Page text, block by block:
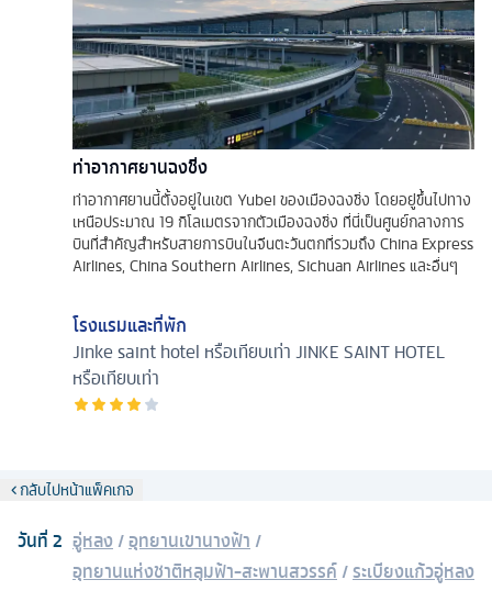
ท่าอากาศยานฉงชิ่ง
ท่าอากาศยานนี้ตั้งอยู่ในเขต Yubei ของเมืองฉงชิ่ง โดยอยู่ขึ้นไปทาง
เหนือประมาณ 19 กิโลเมตรจากตัวเมืองฉงชิ่ง ที่นี่เป็นศูนย์กลางการ
บินที่สำคัญสำหรับสายการบินในจีนตะวันตกที่รวมถึง China Express
Airlines, China Southern Airlines, Sichuan Airlines และอื่นๆ
โรงแรมและที่พัก
Jinke saint hotel หรือเทียบเท่าJINKE SAINT HOTEL
หรือเทียบเท่า
กลับไปหน้าแพ็คเกจ
วันที่2 อู่หลง/อุทยานเขานางฟ้า /
อุทยานแห่งชาติหลุมฟ้า-สะพานสวรรค์/ระเบียงแก้วอู่หลง